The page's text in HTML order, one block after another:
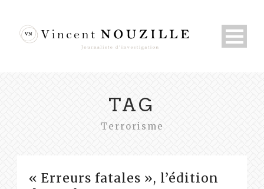
TAG
Terrorisme
« Erreurs fatales », l’édition